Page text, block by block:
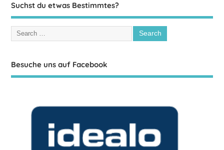
Suchst du etwas Bestimmtes?
Besuche uns auf Facebook